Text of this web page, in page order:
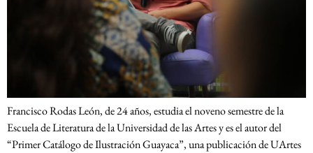
Francisco Rodas León, de 24 años, estudia el noveno semestre de la
Escuela de Literatura de la Universidad de las Artes y es el autor del
“Primer Catálogo de Ilustración Guayaca”, una publicación de UArtes